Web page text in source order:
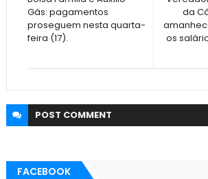
da
os
Gás: pagamentos
proseguem nesta quarta-
feira (17).
POST COMMENT
FACEBOOK